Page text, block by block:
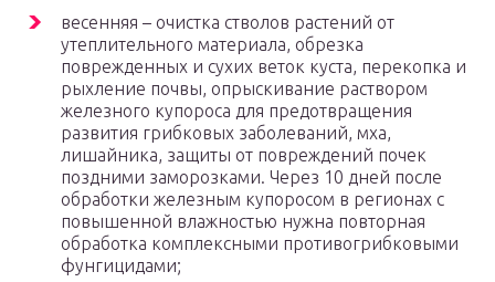
весенняя – очистка стволов растений от
утеплительного материала, обрезка
поврежденных и сухих веток куста, перекопка и
рыхление почвы, опрыскивание раствором
железного купороса для предотвращения
развития грибковых заболеваний, мха,
лишайника, защиты от повреждений почек
поздними заморозками. Через 10 дней после
обработки железным купоросом в регионах с
повышенной влажностью нужна повторная
обработка комплексными противогрибковыми
фунгицидами;